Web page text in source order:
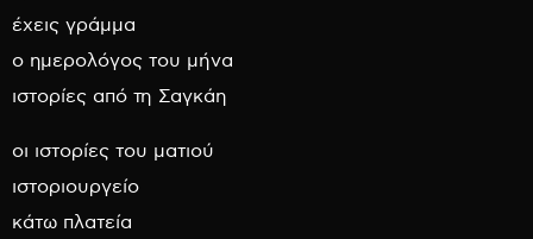
έχεις γράμμα
ο ημερολόγος του μήνα
ιστορίες από τη Σαγκάη
οι ιστορίες του ματιού
ιστοριουργείο
κάτω πλατεία